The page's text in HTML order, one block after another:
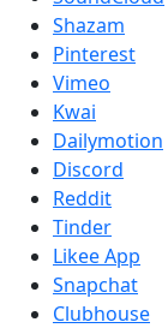
Shazam
Pinterest
Vimeo
Kwai
Dailymotion
Discord
Reddit
Tinder
Likee App
Snapchat
Clubhouse